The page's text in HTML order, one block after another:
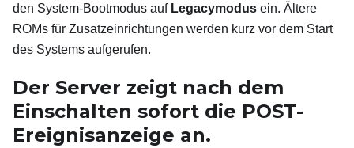
den System-Bootmodus auf Legacymodus ein. Ältere
ROMs für Zusatzeinrichtungen werden kurz vor dem Start
des Systems aufgerufen.
Der Server zeigt nach dem
Einschalten sofort die POST-
Ereignisanzeige an.